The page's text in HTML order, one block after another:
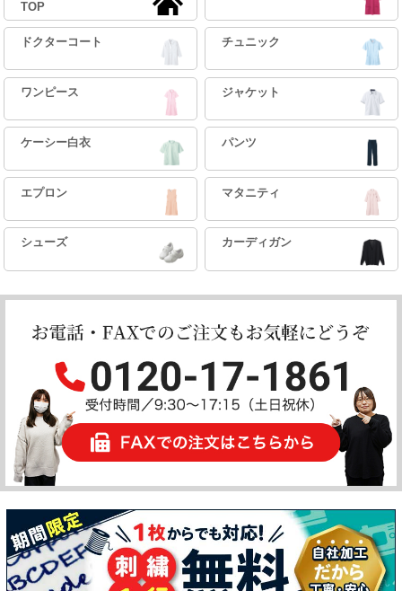
TOP
ドクターコート チュニック
ワンピース ジャケット
ケーシー白衣 パンツ
エプロン マタニティ
シューズ カーディガン